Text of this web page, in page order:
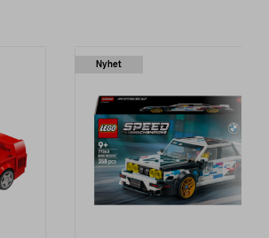
Nyhet